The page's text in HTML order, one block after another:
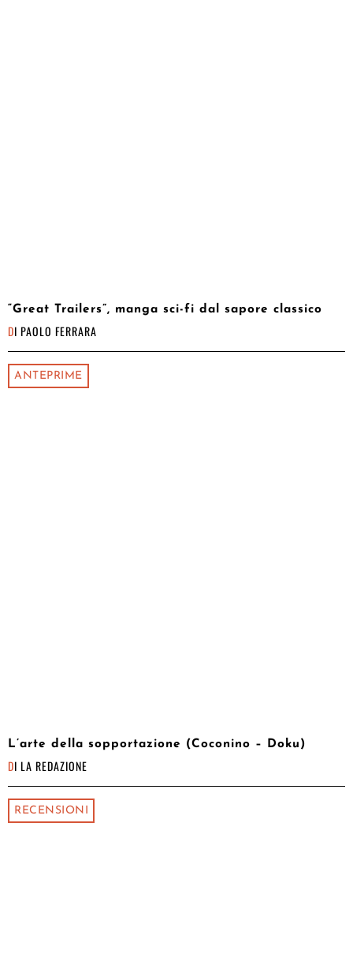
“Great Trailers”, manga sci-fi dal sapore classico
DI PAOLO FERRARA
ANTEPRIME
L’arte della sopportazione (Coconino – Doku)
DI LA REDAZIONE
RECENSIONI